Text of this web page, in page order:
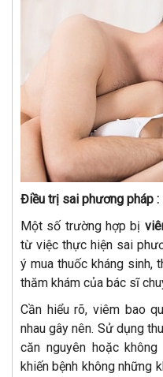
Điều trị sai phương pháp :
Một số trường hợp bị
từ việc thực hiện sai
ý mua thuốc kháng sinh,
thăm khám của bác sĩ
Cần hiểu rõ, viêm bao
nhau gây nên. Sử dụng
căn nguyên hoặc
khiến bệnh không những